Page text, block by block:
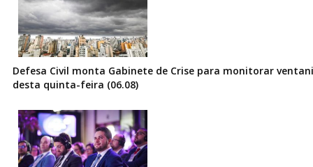
Defesa Civil monta Gabinete de Crise para monitorar
desta quinta-feira (06.08)